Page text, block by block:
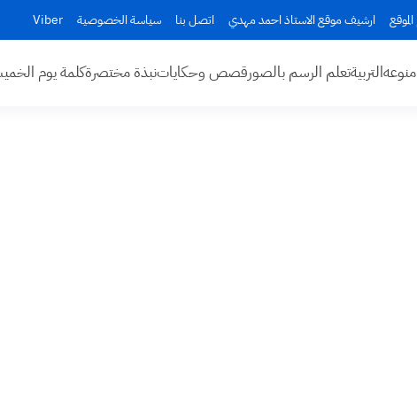
ارشيف موقع الاستاذ احمد مهدي اتصل بنا سياسة الخصوصية Viber
التربيةتعلم الرسم بالصورقصص وحكاياتنبذة مختصرةكلمة يوم